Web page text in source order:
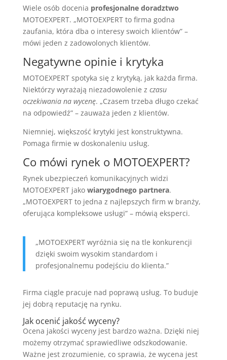
Wiele osób docenia profesjonalne doradztwo
MOTOEXPERT. „MOTOEXPERT to firma godna
zaufania, która dba o interesy swoich klientów” –
mówi jeden z zadowolonych klientów.
Negatywne opinie i krytyka
MOTOEXPERT spotyka się z krytyką, jak każda firma.
Niektórzy wyrażają niezadowolenie z czasu
oczekiwania na wycenę. „Czasem trzeba długo czekać
na odpowiedź” – zauważa jeden z klientów.
Niemniej, większość krytyki jest konstruktywna.
Pomaga firmie w doskonaleniu usług.
Co mówi rynek o MOTOEXPERT?
Rynek ubezpieczeń komunikacyjnych widzi
MOTOEXPERT jako wiarygodnego partnera.
„MOTOEXPERT to jedna z najlepszych firm w branży,
oferująca kompleksowe usługi” – mówią eksperci.
„MOTOEXPERT wyróżnia się na tle konkurencji
dzięki swoim wysokim standardom i
profesjonalnemu podejściu do klienta.”
Firma ciągle pracuje nad poprawą usług. To buduje
jej dobrą reputację na rynku.
Jak ocenić jakość wyceny?
Ocena jakości wyceny jest bardzo ważna. Dzięki niej
możemy otrzymać sprawiedliwe odszkodowanie.
Ważne jest zrozumienie, co sprawia, że wycena jest